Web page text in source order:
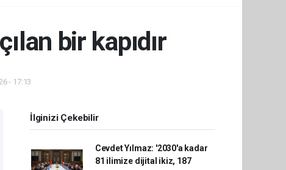
bir kapıdır
- 17:13
İlginizi Çekebilir
Cevdet Yılmaz: '2030'a kadar
81 ilimize dijital ikiz, 187